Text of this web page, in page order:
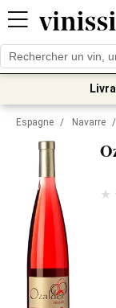
Espagne / Navarre /